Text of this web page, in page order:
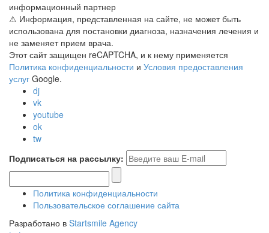
информационный партнер
⚠ Информация, представленная на сайте, не может быть
использована для постановки диагноза, назначения лечения и
не заменяет прием врача.
Этот сайт защищен reCAPTCHA, и к нему применяется
Политика конфиденциальности и Условия предоставления
услуг Google.
dj
vk
youtube
ok
tw
Подписаться на рассылку:
Политика конфиденциальности
Пользовательское соглашение сайта
Разработано в Startsmile Agency